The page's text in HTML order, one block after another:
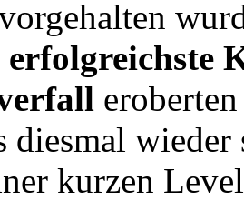
erfolgreichste
diesmal
kurzen